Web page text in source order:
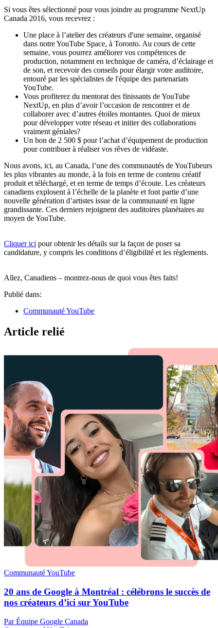
Si vous êtes sélectionné pour vous joindre au programme NextUp
Canada 2016, vous recevrez :
Une place à l’atelier des créateurs d'une semaine, organisé
dans notre YouTube Space, à Toronto. Au cours de cette
semaine, vous pourrez améliorer vos compétences de
production, notamment en technique de caméra, d’éclairage et
de son, et recevoir des conseils pour élargir votre auditoire,
entouré par les spécialistes de l'équipe des partenariats
YouTube.
Vous profiterez du mentorat des finissants de YouTube
NextUp, en plus d’avoir l’occasion de rencontrer et de
collaborer avec d’autres étoiles montantes. Quoi de mieux
pour développer votre réseau et initier des collaborations
vraiment géniales?
Un bon de 2 500 $ pour l’achat d’équipement de production
pour contribuer à réaliser vos rêves de vidéaste.
Nous avons, ici, au Canada, l’une des communautés de YouTubeurs
les plus vibrantes au monde, à la fois en terme de contenu créatif
produit et téléchargé, et en terme de temps d’écoute. Les créateurs
canadiens explosent à l’échelle de la planète et font partie d’une
nouvelle génération d’artistes issue de la communauté en ligne
grandissante. Ces derniers rejoignent des auditoires planétaires au
moyen de YouTube.
Cliquer ici pour obtenir les détails sur la façon de poser sa
candidature, y compris les conditions d’éligibilité et les règlements.
Allez, Canadiens – montrez-nous de quoi vous êtes faits!
Publié dans:
Communauté YouTube
Article relié
Communauté YouTube
20 ans de Google à Montréal : célébrons le succès de
nos créateurs d’ici sur YouTube
Par Équipe Google Canada